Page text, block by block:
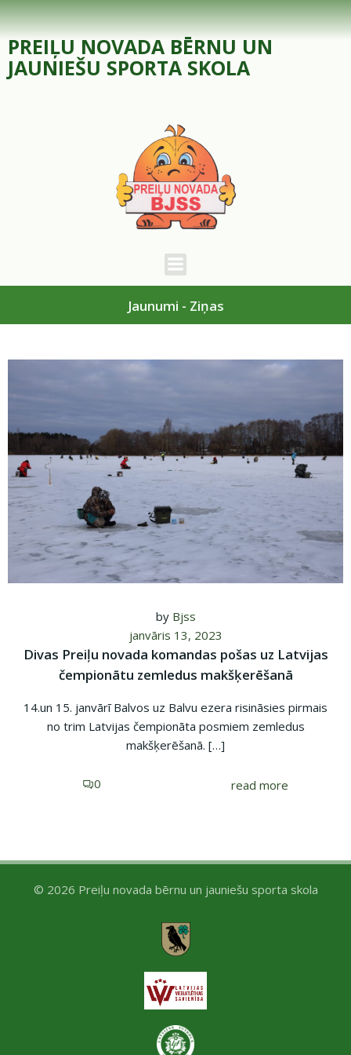
Skip
to
content
PREIĻU NOVADA BĒRNU UN
JAUNIEŠU SPORTA SKOLA
Jaunumi - Ziņas
by Bjss
janvāris 13, 2023
Divas Preiļu novada komandas pošas uz Latvijas
čempionātu zemledus makšķerēšanā
14.un 15. janvārī Balvos uz Balvu ezera risināsies pirmais
no trim Latvijas čempionāta posmiem zemledus
makšķerēšanā. […]
0 read more
© 2026 Preiļu novada bērnu un jauniešu sporta skola